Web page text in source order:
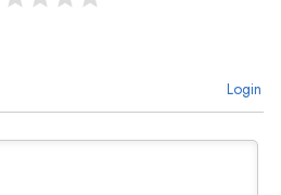
Login